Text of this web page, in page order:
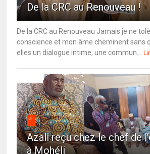
De la CRC au Renouveau !
De la CRC au Renouveau Jamais je ne
conscience et mon âme cheminent sans
elles un dialogue intime, une commun...
4
Azali reçu chez le chef de
à Mohéli